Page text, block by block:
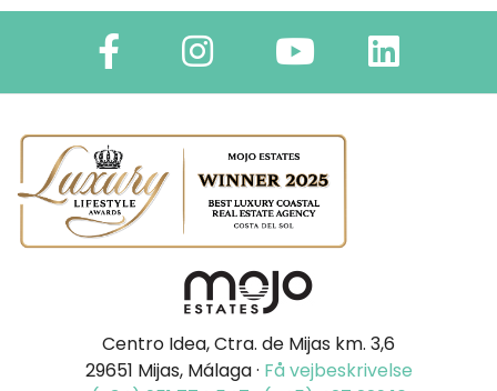
Centro Idea, Ctra. de Mijas km. 3,6
29651 Mijas, Málaga · Få vejbeskrivelse